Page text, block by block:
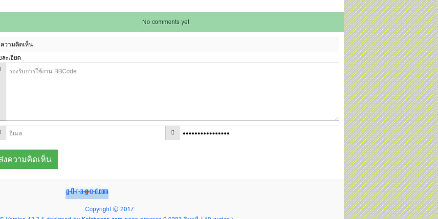
No comments yet
ความคิดเห็น
ละเอียด
Copyright © 2017